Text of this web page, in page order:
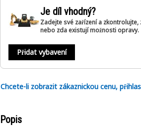
Je díl vhodný?
Zadejte své zařízení a
nebo zda existují možnosti opravy.
Přidat vybavení
Chcete-li zobrazit zákaznickou cenu,
Popis